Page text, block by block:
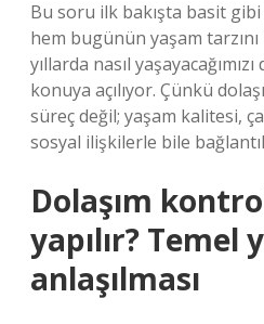
Bu soru ilk bakışta basit
hem bugünün yaşam
yıllarda nasıl
konuya açılıyor. Çünkü
süreç değil; yaşam kalitesi,
sosyal ilişkilerle bile
Dolaşım
yapılır? Temel
anlaşılması